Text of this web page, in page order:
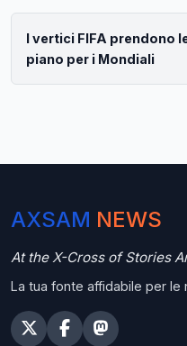
I vertici FIFA prendono
piano per i Mondiali
AXSAM NEWS
At the X-Cross of Stories
La tua fonte affidabile per le